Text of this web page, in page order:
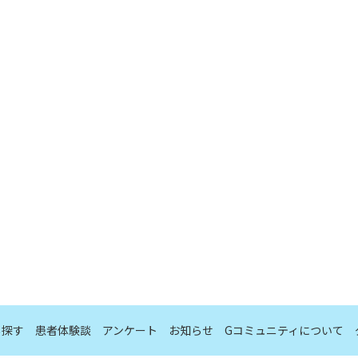
す 患者体験談 アンケート お知らせ Gコミュニティについて